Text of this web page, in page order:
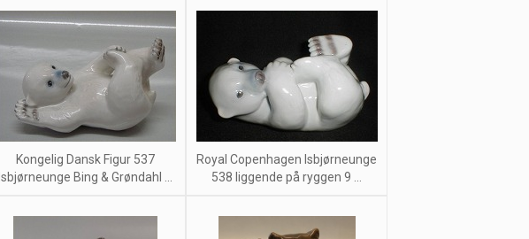
Kongelig Dansk Figur 537
Isbjørneunge Bing & Grøndahl ...
Royal Copenhagen Isbjørneunge
538 liggende på ryggen 9 ...